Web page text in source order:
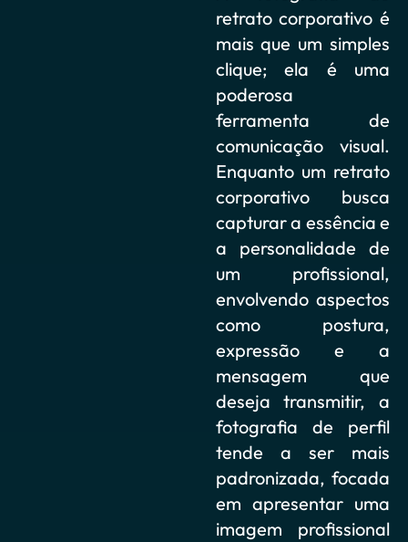
retrato corporativo é
mais que um simples
clique; ela é uma
poderosa
ferramenta de
comunicação visual.
Enquanto um retrato
corporativo busca
capturar a essência e
a personalidade de
um profissional,
envolvendo aspectos
como postura,
expressão e a
mensagem que
deseja transmitir, a
fotografia de perfil
tende a ser mais
padronizada, focada
em apresentar uma
imagem profissional